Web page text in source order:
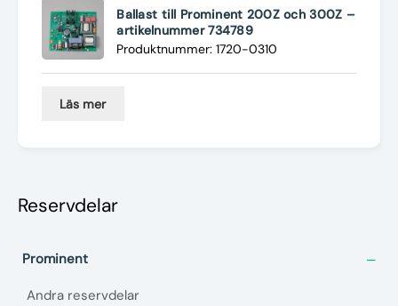
Underhållstips
Kontakt
Ballast till Prominent 200Z och 300Z –
artikelnummer 734789
Produktnummer: 1720-0310
Läs mer
Prominent
Andra reservdelar
Reservdelar